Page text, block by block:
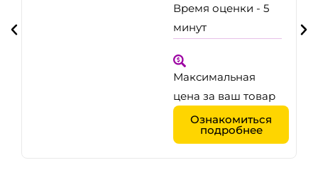
Время оценки - 5
минут
Максимальная
цена за ваш товар
Ознакомиться
подробнее